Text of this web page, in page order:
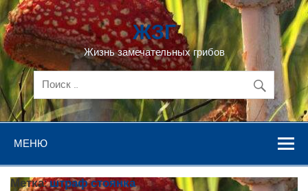
Перейти
к
содержимому
ЖЗГ
Жизнь замечательных грибов
МЕНЮ
Метка:штраф стоянка